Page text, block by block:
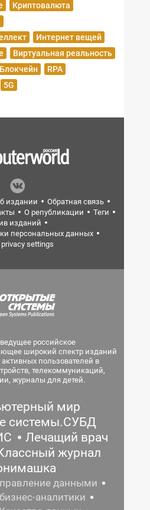
Криптовалюта
Интернет вещей
Виртуальная реальность
Блокчейн
RPA
5G
издании
Обратная связь
О републикации
Теги
изданий
персональных данных
privacy settings
российское
широкий спектр изданий
пользователей в
телекоммуникаций,
журналы для детей.
мир
системы.СУБД
Лечащий врач
журнал
данными
аналитики